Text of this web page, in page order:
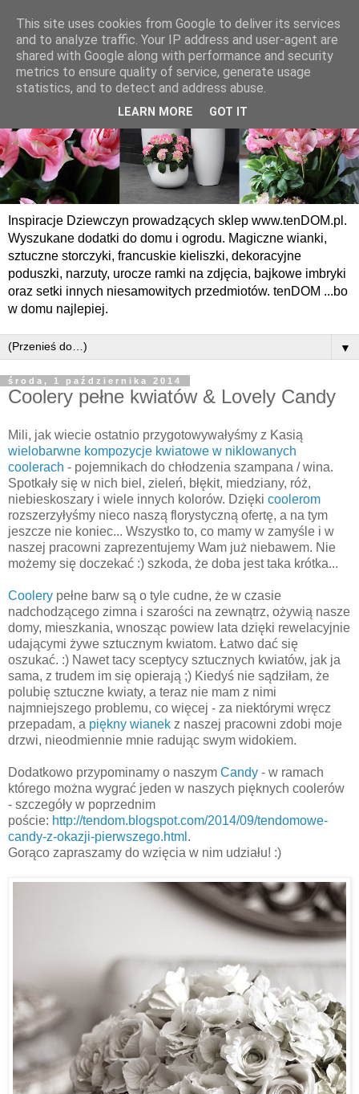
Inspiracje Dziewczyn prowadzących sklep www.tenDOM.pl.
Wyszukane dodatki do domu i ogrodu. Magiczne wianki,
sztuczne storczyki, francuskie kieliszki, dekoracyjne
poduszki, narzuty, urocze ramki na zdjęcia, bajkowe imbryki
oraz setki innych niesamowitych przedmiotów. tenDOM ...bo
w domu najlepiej.
▼
środa, 1 października 2014
Coolery pełne kwiatów & Lovely Candy
Mili, jak wiecie ostatnio przygotowywałyśmy z Kasią
wielobarwne kompozycje kwiatowe w niklowanych
coolerach - pojemnikach do chłodzenia szampana / wina.
Spotkały się w nich biel, zieleń, błękit, miedziany, róż,
niebieskoszary i wiele innych kolorów. Dzięki coolerom
rozszerzyłyśmy nieco naszą florystyczną ofertę, a na tym
jeszcze nie koniec... Wszystko to, co mamy w zamyśle i w
naszej pracowni zaprezentujemy Wam już niebawem. Nie
możemy się doczekać :) szkoda, że doba jest taka krótka...
Coolery pełne barw są o tyle cudne, że w czasie
nadchodzącego zimna i szarości na zewnątrz, ożywią nasze
domy, mieszkania, wnosząc powiew lata dzięki rewelacyjnie
udającymi żywe sztucznym kwiatom. Łatwo dać się
oszukać. :) Nawet tacy sceptycy sztucznych kwiatów, jak ja
sama, z trudem im się opierają ;) Kiedyś nie sądziłam, że
polubię sztuczne kwiaty, a teraz nie mam z nimi
najmniejszego problemu, co więcej - za niektórymi wręcz
przepadam, a piękny wianek z naszej pracowni zdobi moje
drzwi, nieodmiennie mnie radując swym widokiem.
Dodatkowo przypominamy o naszym Candy - w ramach
którego można wygrać jeden w naszych pięknych coolerów
- szczegóły w poprzednim
poście: http://tendom.blogspot.com/2014/09/tendomowe-
candy-z-okazji-pierwszego.html .
Gorąco zapraszamy do wzięcia w nim udziału! :)
This site uses cookies from Google to deliver its services
and to analyze traffic. Your IP address and user-agent are
shared with Google along with performance and security
metrics to ensure quality of service, generate usage
statistics, and to detect and address abuse.
LEARN MORE GOT IT